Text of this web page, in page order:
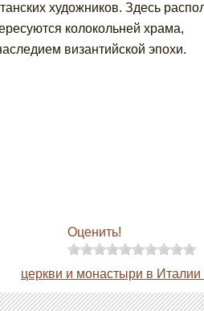
художников. Здесь
колокольней храма,
византийской эпохи.
Оценить!
церкви и монастыри в